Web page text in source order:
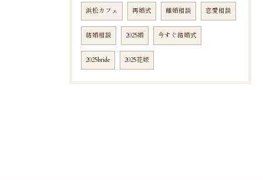
浜松カフェ 再婚式 離婚相談 恋愛相談
結婚相談 2025婚 今すぐ結婚式
2025bride 2025花嫁